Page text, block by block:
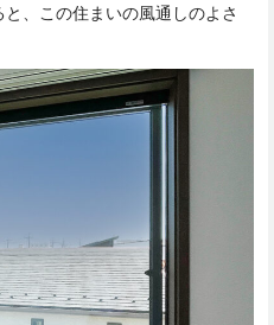
、この住まいの風通しのよさ